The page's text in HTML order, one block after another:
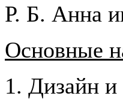
Р. Б. Анна
Основные
1. Дизайн и